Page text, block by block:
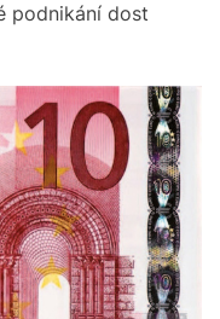
podnikání dost